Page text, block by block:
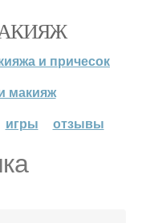
и причесок
макияж
игры отзывы